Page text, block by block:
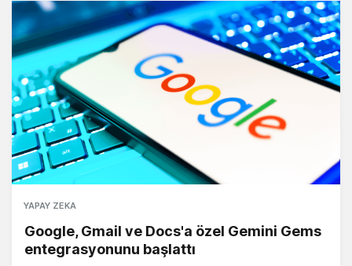
YAPAY ZEKA
Google, Gmail ve Docs'a özel Gemini Gems
entegrasyonunu başlattı